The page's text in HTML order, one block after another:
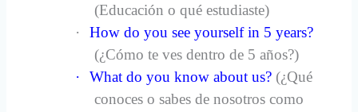
(Educación o qué estudiaste)
·
How do you see yourself in 5 years?
(¿Cómo te ves dentro de 5 años?)
·
What do you know about us? (¿Qué
conoces o sabes de nosotros como